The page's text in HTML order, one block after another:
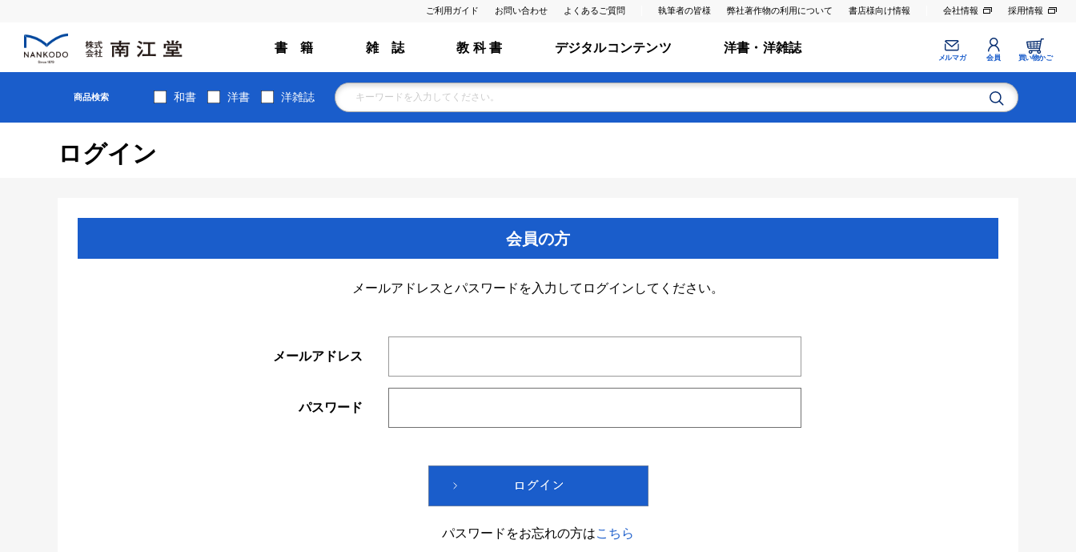
ご利用ガイド お問い合わせ よくあるご質問 執筆者の皆様 弊社著作物の利用について 書店様向け情報 会社情報 採用情報
書 籍 雑 誌 教 科 書 デジタルコンテンツ 洋書・洋雑誌
メルマガ 会員 買い物かご
商品検索 和書 洋書 洋雑誌
ログイン
会員の方
メールアドレスとパスワードを入力してログインしてください。
メールアドレス
パスワード
パスワードをお忘れの方はこちら